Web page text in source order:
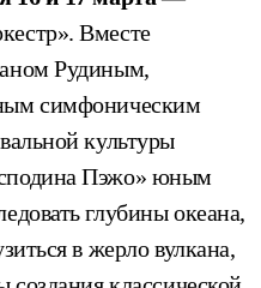
Вместе
Рудиным,
симфоническим
культуры
Пэжо» юным
глубины океана,
в жерло вулкана,